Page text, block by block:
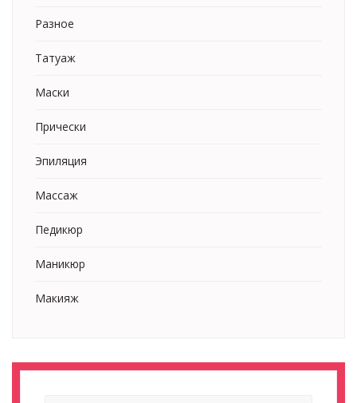
Разное
Татуаж
Маски
Прически
Эпиляция
Массаж
Педикюр
Маникюр
Макияж